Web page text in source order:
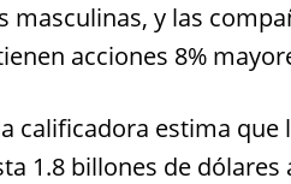
masculinas, y las
acciones 8%
calificadora estima
1.8 billones de